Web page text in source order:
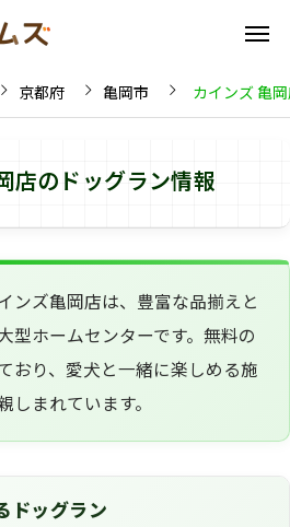
京都府 亀岡市 カインズ 亀
店のドッグラン情報
ンズ亀岡店は、豊富な品揃えと
型ホームセンターです。無料の
おり、愛犬と一緒に楽しめる施
まれています。
ドッグラン